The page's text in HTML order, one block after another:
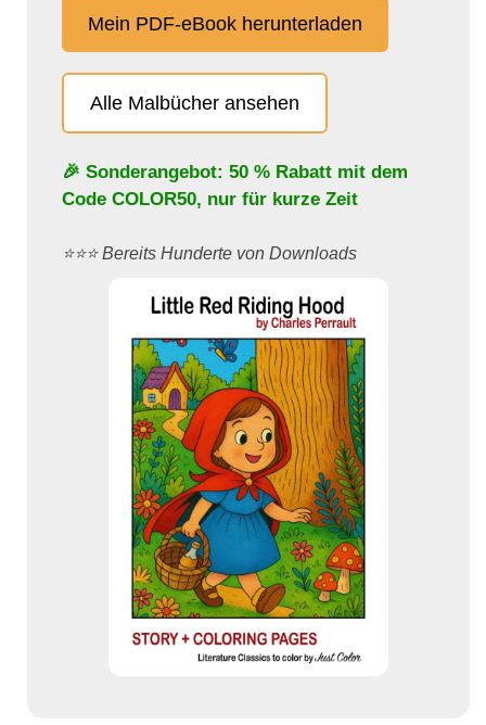
Mein PDF-eBook herunterladen
Alle Malbücher ansehen
🎉 Sonderangebot: 50 % Rabatt mit dem
Code COLOR50, nur für kurze Zeit
⭐️⭐️⭐️ Bereits Hunderte von Downloads